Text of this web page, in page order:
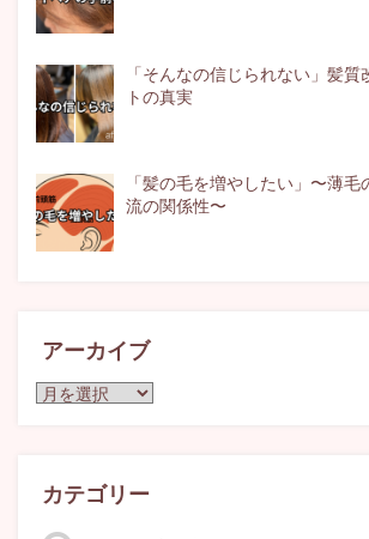
「そんなの信じられない」髪質
トの真実
「髪の毛を増やしたい」〜薄毛
流の関係性〜
アーカイブ
ア
ブ
カテゴリー